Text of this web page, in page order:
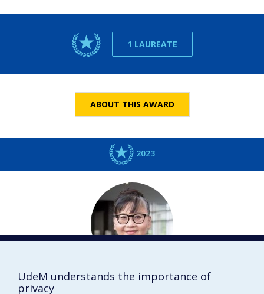
1 LAUREATE
ABOUT THIS AWARD
2023
Ryoa CHUNG
UdeM understands the importance of
privacy